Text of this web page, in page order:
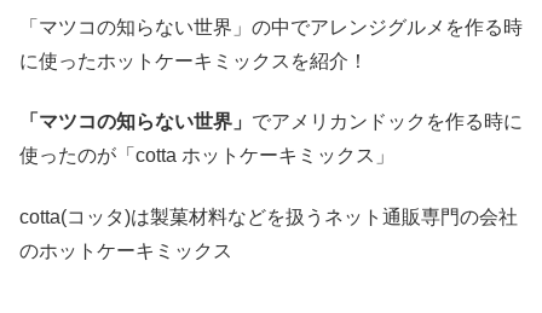
「マツコの知らない世界」の中でアレンジグルメを作る時
に使ったホットケーキミックスを紹介！
「マツコの知らない世界」 でアメリカンドックを作る時に
使ったのが「cotta ホットケーキミックス」
cotta(コッタ)は製菓材料などを扱うネット通販専門の会社
のホットケーキミックス